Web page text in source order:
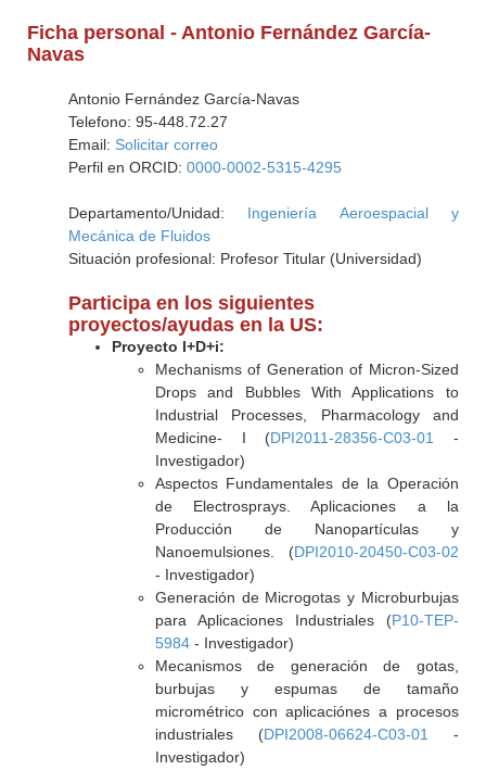
Ficha personal - Antonio Fernández García-
Navas
Antonio Fernández García-Navas
Telefono: 95-448.72.27
Email: Solicitar correo
Perfil en ORCID: 0000-0002-5315-4295
Departamento/Unidad: Ingeniería Aeroespacial y
Mecánica de Fluidos
Situación profesional: Profesor Titular (Universidad)
Participa en los siguientes
proyectos/ayudas en la US:
Proyecto I+D+i:
Mechanisms of Generation of Micron-Sized
Drops and Bubbles With Applications to
Industrial Processes, Pharmacology and
Medicine- I (DPI2011-28356-C03-01
-
Investigador)
Aspectos Fundamentales de la Operación
de Electrosprays. Aplicaciones a la
Producción de Nanopartículas y
Nanoemulsiones. (DPI2010-20450-C03-02
- Investigador)
Generación de Microgotas y Microburbujas
para Aplicaciones Industriales (P10-TEP-
5984- Investigador)
Mecanismos de generación de gotas,
burbujas y espumas de tamaño
micrométrico con aplicaciónes a procesos
industriales (DPI2008-06624-C03-01
-
Investigador)